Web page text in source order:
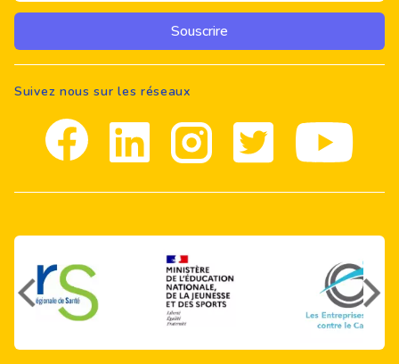
Souscrire
Suivez nous sur les réseaux
Facebook Linkedin Instagram Twitter youtube